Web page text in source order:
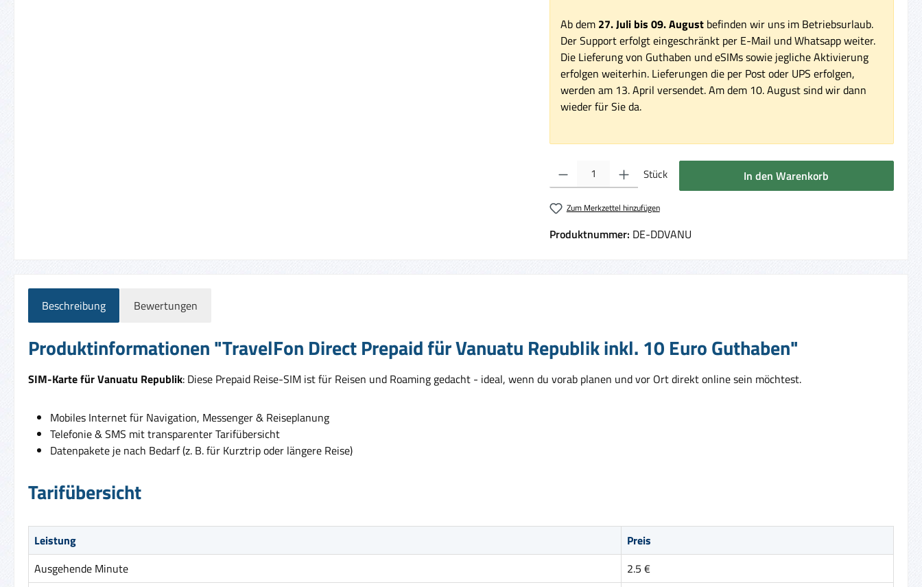
Ab dem 27. Juli bis 09. Augustbefinden wir uns im Betriebsurlaub.
Der Support erfolgt eingeschränkt per E-Mail und Whatsapp weiter.
Die Lieferung von Guthaben und eSIMs sowie jegliche Aktivierung
erfolgen weiterhin. Lieferungen die per Post oder UPS erfolgen,
werden am 13. April versendet. Am dem 10. August sind wir dann
wieder für Sie da.
Produkt Anzahl: Gib den gewünschten Wert ein oder benutze die Schaltflächen um die
Stück In den Warenkorb
Zum Merkzettel hinzufügen
Produktnummer: DE-DDVANU
Beschreibung Bewertungen
Produktinformationen "TravelFon Direct Prepaid für Vanuatu Republik inkl. 10 Euro Guthaben"
SIM-Karte für Vanuatu Republik: Diese Prepaid Reise-SIM ist für Reisen und Roaming gedacht - ideal, wenn du vorab planen und vor Ort direkt online sein möchtest.
Mobiles Internet für Navigation, Messenger & Reiseplanung
Telefonie & SMS mit transparenter Tarifübersicht
Datenpakete je nach Bedarf (z. B. für Kurztrip oder längere Reise)
Tarifübersicht
Leistung
Preis
Ausgehende Minute
2.5 €